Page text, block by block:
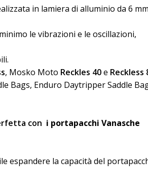
in lamiera di alluminio da 6
le vibrazioni e le oscillazioni,
, Mosko Moto Reckles 40e Reckless
Bags, Enduro Daytripper Saddle
con i portapacchi Vanasche
espandere la capacità del